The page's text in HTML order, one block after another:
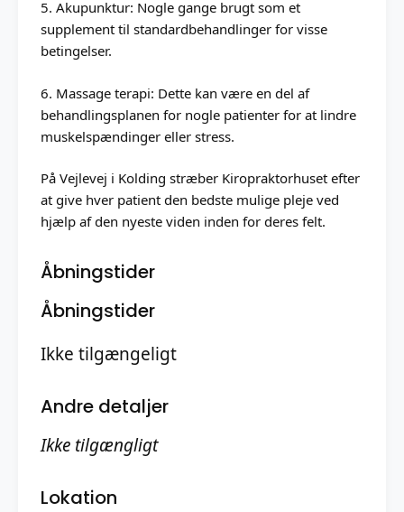
5. Akupunktur: Nogle gange brugt som et
supplement til standardbehandlinger for visse
betingelser.
6. Massage terapi: Dette kan være en del af
behandlingsplanen for nogle patienter for at lindre
muskelspændinger eller stress.
På Vejlevej i Kolding stræber Kiropraktorhuset efter
at give hver patient den bedste mulige pleje ved
hjælp af den nyeste viden inden for deres felt.
Åbningstider
Åbningstider
Ikke tilgængeligt
Andre detaljer
Ikke tilgængligt
Lokation